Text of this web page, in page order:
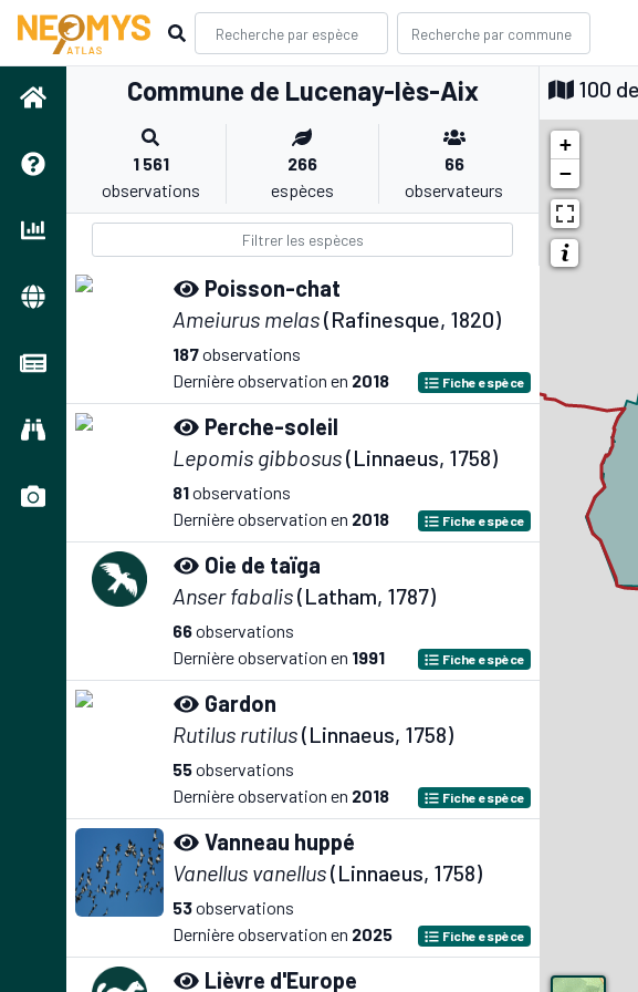
Commune de Lucenay-lès-Aix
1 561
observations
266
espèces
66
observateurs
Poisson-chat
Ameiurus melas(Rafinesque, 1820)
187observations
Dernière observation en 2018 Fiche espèce
Perche-soleil
Lepomis gibbosus(Linnaeus, 1758)
81observations
Dernière observation en 2018 Fiche espèce
Oie de taïga
Anser fabalis(Latham, 1787)
66observations
Dernière observation en 1991 Fiche espèce
Gardon
Rutilus rutilus(Linnaeus, 1758)
55observations
Dernière observation en 2018 Fiche espèce
Vanneau huppé
Vanellus vanellus(Linnaeus, 1758)
53observations
Dernière observation en 2025 Fiche espèce
Lièvre d'Europe
100
+
−